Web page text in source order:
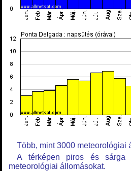
Több, mint 3000 meteorológiai
A térképen piros és sárga
meteorológiai állomásokat.